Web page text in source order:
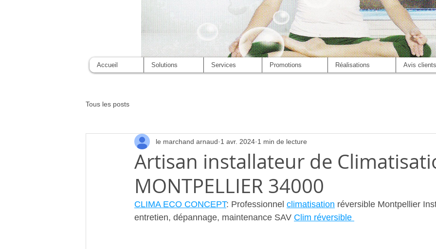
Accueil Solutions Services Promotions Réalisations Avis clients
Tous les posts
Artisan installateur de
MONTPELLIER 34000
le marchand arnaud 1 avr. 2024 1 min de lecture
CLIMA ECO CONCEPT: Professionnel climatisation réversible Montpellier
entretien, dépannage, maintenance SAV Clim réversible